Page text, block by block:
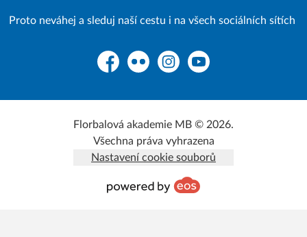
Proto neváhej a sleduj naší cestu i na všech sociálních sítích
FacebookFlickr InstagramYouTube
Florbalová akademie MB © 2026.
Všechna práva vyhrazena
Nastavení cookie souborů